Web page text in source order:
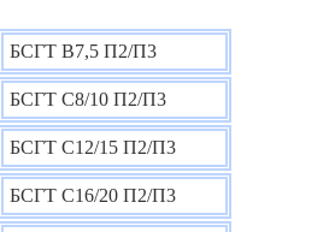
БСГТ В7,5 П2/П3
БСГТ С8/10 П2/П3
БСГТ С12/15 П2/П3
БСГТ С16/20 П2/П3